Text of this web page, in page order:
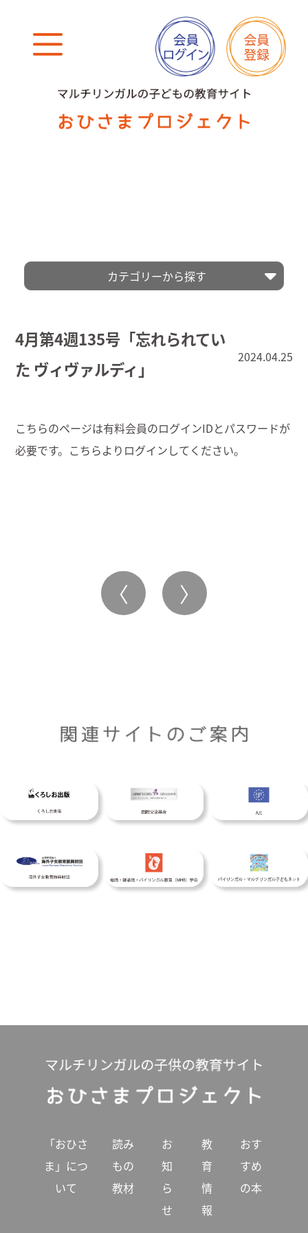
4月第4週135号「忘れられてい
た ヴィヴァルディ」
2024.04.25
こちらのページは有料会員のログインIDとパスワードが
必要です。こちらより ログインしてください。
〈 〉
「おひさ
ま」につ
いて
読み
もの
教材
お
知
ら
せ
教
育
情
報
おす
すめ
の本